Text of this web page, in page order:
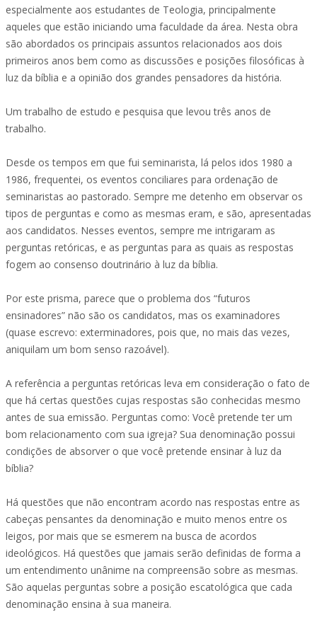
especialmente aos estudantes de Teologia, principalmente
aqueles que estão iniciando uma faculdade da área. Nesta obra
são abordados os principais assuntos relacionados aos dois
primeiros anos bem como as discussões e posições filosóficas à
luz da bíblia e a opinião dos grandes pensadores da história.
Um trabalho de estudo e pesquisa que levou três anos de
trabalho.
Desde os tempos em que fui seminarista, lá pelos idos 1980 a
1986, frequentei, os eventos conciliares para ordenação de
seminaristas ao pastorado. Sempre me detenho em observar os
tipos de perguntas e como as mesmas eram, e são, apresentadas
aos candidatos. Nesses eventos, sempre me intrigaram as
perguntas retóricas, e as perguntas para as quais as respostas
fogem ao consenso doutrinário à luz da bíblia.
Por este prisma, parece que o problema dos “futuros
ensinadores” não são os candidatos, mas os examinadores
(quase escrevo: exterminadores, pois que, no mais das vezes,
aniquilam um bom senso razoável).
A referência a perguntas retóricas leva em consideração o fato de
que há certas questões cujas respostas são conhecidas mesmo
antes de sua emissão. Perguntas como: Você pretende ter um
bom relacionamento com sua igreja? Sua denominação possui
condições de absorver o que você pretende ensinar à luz da
bíblia?
Há questões que não encontram acordo nas respostas entre as
cabeças pensantes da denominação e muito menos entre os
leigos, por mais que se esmerem na busca de acordos
ideológicos. Há questões que jamais serão definidas de forma a
um entendimento unânime na compreensão sobre as mesmas.
São aquelas perguntas sobre a posição escatológica que cada
denominação ensina à sua maneira.